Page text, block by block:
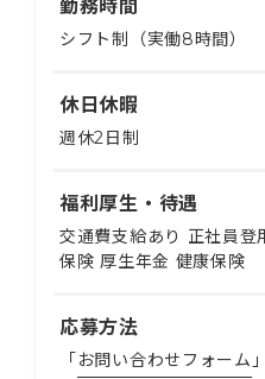
勤務時間
シフト制（実働8時間）
休日休暇
週休2日制
福利厚生・待遇
交通費支給あり 正社員登
保険 厚生年金 健康保険
応募方法
「お問い合わせフォーム